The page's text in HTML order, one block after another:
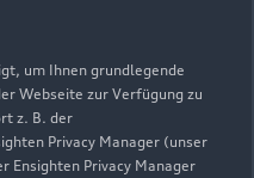
um Ihnen grundlegende
Webseite zur Verfügung zu
z. B. der
Privacy Manager (unser
Ensighten Privacy Manager